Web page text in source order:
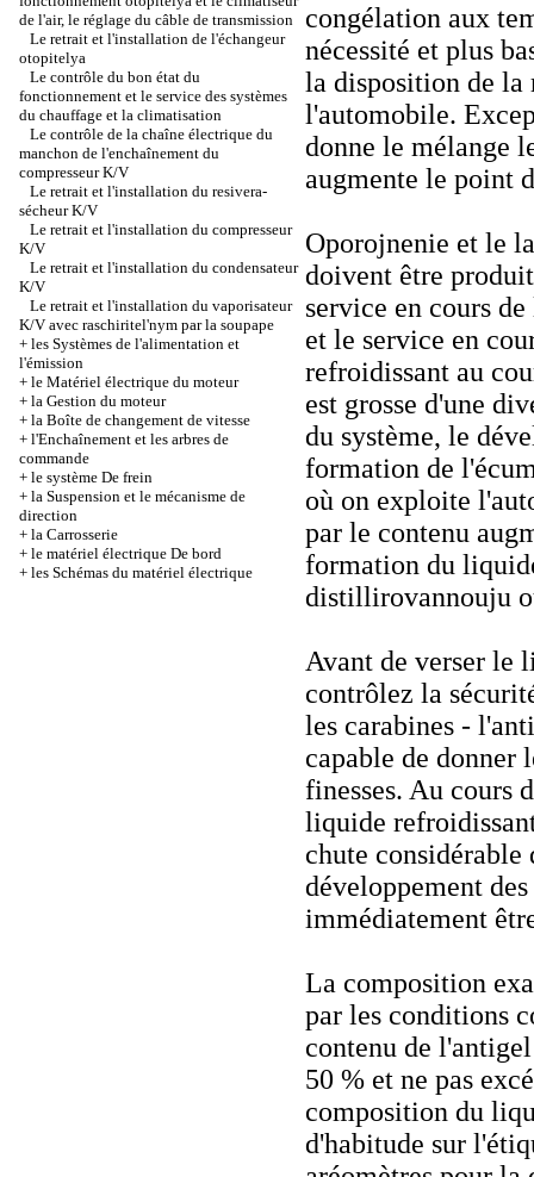
de l'air, le réglage du câble de transmission
Le retrait et l'installation de l'échangeur
otopitelya
Le contrôle du bon état du
fonctionnement et le service des systèmes
du chauffage et la climatisation
Le contrôle de la chaîne électrique du
manchon de l'enchaînement du
compresseur K/V
Le retrait et l'installation du resivera-
sécheur K/V
Le retrait et l'installation du compresseur
K/V
Le retrait et l'installation du condensateur
K/V
Le retrait et l'installation du vaporisateur
K/V avec raschiritel'nym par la soupape
+ les Systèmes de l'alimentation et
l'émission
+ le Matériel électrique du moteur
+ la Gestion du moteur
+ la Boîte de changement de vitesse
+ l'Enchaînement et les arbres de
commande
+ le système De frein
+ la Suspension et le mécanisme de
direction
+ la Carrosserie
+ le matériel électrique De bord
+ les Schémas du matériel électrique
congélation aux
nécessité et plus
la disposition de
l'automobile.
donne le mélange
augmente le point
Oporojnenie et le
doivent être
service en cours
et le service en
refroidissant au
est grosse d'une
du système, le
formation de
où on exploite
par le contenu
formation du
distillirovannouju
Avant de verser le
contrôlez la
les carabines -
capable de donner
finesses. Au cours
liquide
chute considérable
développement
immédiatement
La composition
par les conditions
contenu de
50 % et ne pas
composition du
d'habitude sur